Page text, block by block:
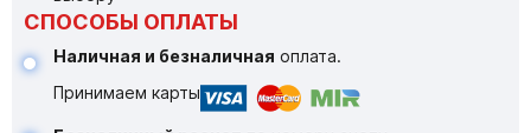
СПОСОБЫ ОПЛАТЫ
Наличная и безналичная оплата.
Принимаем карты